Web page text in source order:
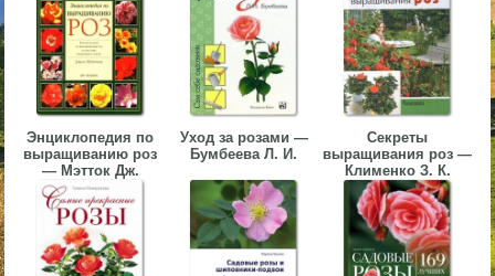
Энциклопедия по
выращиванию роз
— Мэтток Дж.
Уход за розами —
Бумбеева Л. И.
Секреты
выращивания роз —
Клименко З. К.
▼
▼
▼